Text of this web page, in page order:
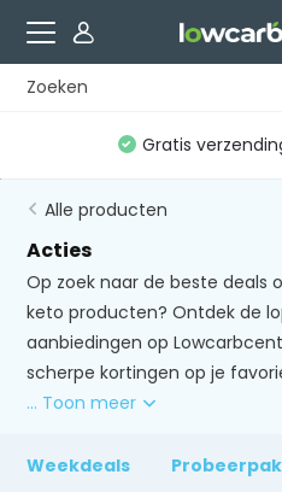
Gratis
Alle producten
Acties
Op zoek naar de beste deals
keto producten? Ontdek de
aanbiedingen op
scherpe kortingen op je
... Toon meer
Weekdeals